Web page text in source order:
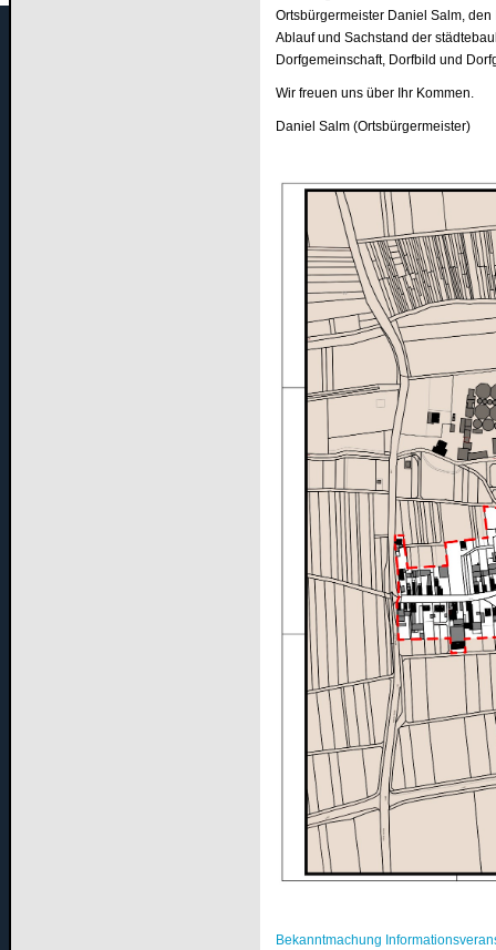
Ortsbürgermeister Daniel Salm,
Ablauf und Sachstand der
Dorfgemeinschaft, Dorfbild und
Wir freuen uns über Ihr Kommen.
Daniel Salm (Ortsbürgermeister)
Bekanntmachung